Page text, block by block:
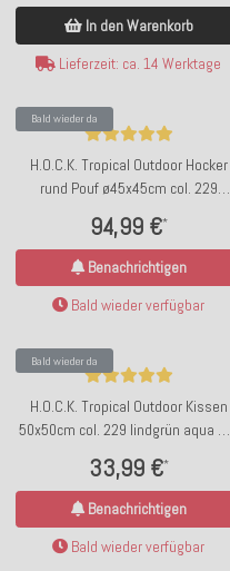
In den Warenkorb
Lieferzeit: ca. 14 Werktage
Bald wieder da
H.O.C.K. Tropical Outdoor Hocker
rund Pouf ø45x45cm col. 229
94,99 €*
Benachrichtigen
Bald wieder verfügbar
Bald wieder da
H.O.C.K. Tropical Outdoor Kissen
50x50cm col. 229 lindgrün aqua mit
33,99 €*
Benachrichtigen
Bald wieder verfügbar